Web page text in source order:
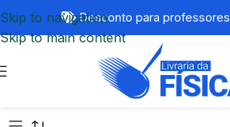
Skip to navigation
Skip to main content
Desconto para professores,